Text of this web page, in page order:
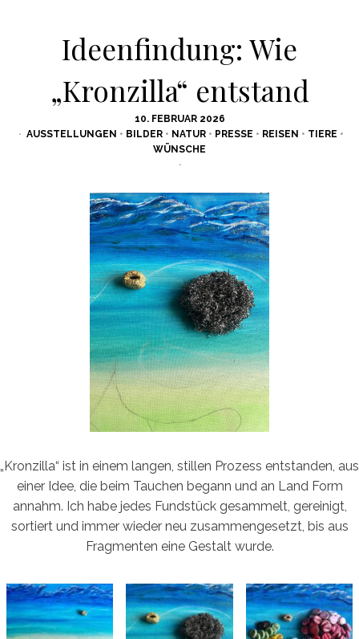
Ideenfindung: Wie
„Kronzilla“ entstand
POSTED
ON
10. FEBRUAR 2026
AUSSTELLUNGEN • BILDER • NATUR • PRESSE • REISEN • TIERE •
WÜNSCHE
„Kronzilla“ ist in einem langen, stillen Prozess entstanden, aus
einer Idee, die beim Tauchen begann und an Land Form
annahm. Ich habe jedes Fundstück gesammelt, gereinigt,
sortiert und immer wieder neu zusammengesetzt, bis aus
Fragmenten eine Gestalt wurde.